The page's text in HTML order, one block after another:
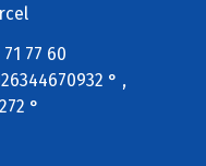
77 60
° ,
°